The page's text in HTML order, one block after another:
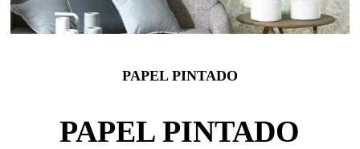
PAPEL PINTADO
PAPEL PINTADO